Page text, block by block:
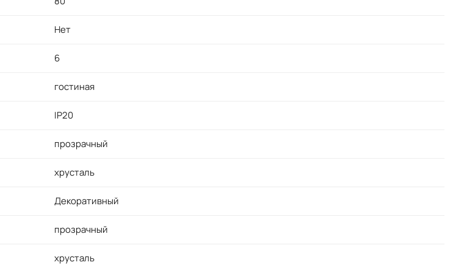
Нет
6
гостиная
IP20
прозрачный
хрусталь
Декоративный
прозрачный
хрусталь